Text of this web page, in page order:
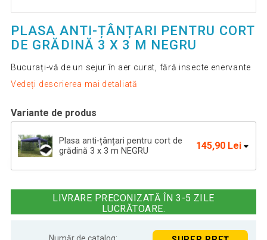
PLASA ANTI-ȚÂNȚARI PENTRU CORT
DE GRĂDINĂ 3 X 3 M NEGRU
Bucurați-vă de un sejur în aer curat, fără insecte enervante
Vedeți descrierea mai detaliată
Variante de produs
Plasa anti-țânțari pentru cort de
grădină 3 x 3 m NEGRU
145,90 Lei
grădină 3 x 3 m ALB
LIVRARE PRECONIZATĂ ÎN 3-5 ZILE
LUCRĂTOARE.
Număr de catalog: